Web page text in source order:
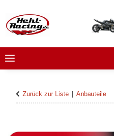
Zurück zur Liste Anbauteile